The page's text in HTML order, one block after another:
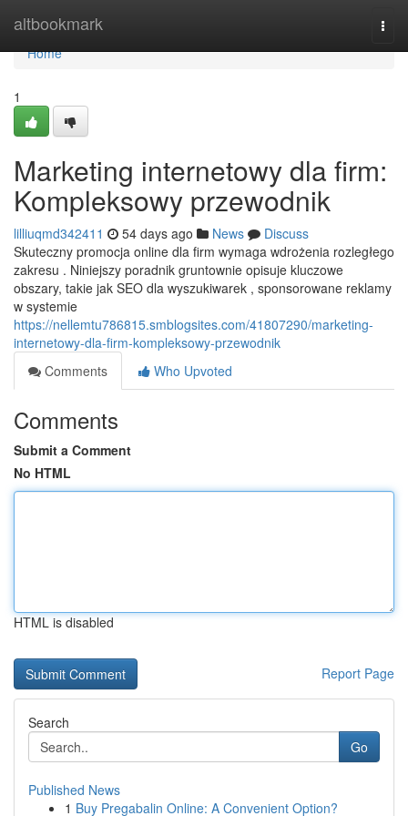
altbookmark
Home
Home
1
Marketing internetowy dla firm:
Kompleksowy przewodnik
lilliuqmd342411 54 days ago News
Discuss
Skuteczny promocja online dla firm wymaga wdrożenia rozległego
zakresu . Niniejszy poradnik gruntownie opisuje kluczowe
obszary, takie jak SEO dla wyszukiwarek , sponsorowane reklamy
w systemie
https://nellemtu786815.smblogsites.com/41807290/marketing-
internetowy-dla-firm-kompleksowy-przewodnik
Comments
Who Upvoted
Comments
Submit a Comment
No HTML
HTML is disabled
Report Page
Search
Go
Published News
1 Buy Pregabalin Online: A Convenient Option?